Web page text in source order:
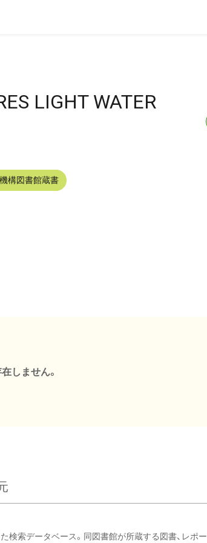
LIGHT WATER
構図書館蔵書
しません。
検索データベース。同図書館が所蔵する図書、レポー